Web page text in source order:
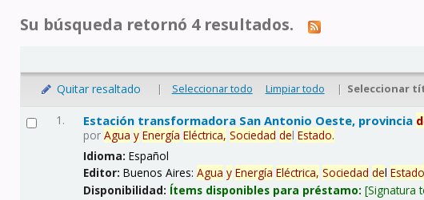
Su búsqueda retornó 4 resultados.
Quitar resaltado | Seleccionar todo Limpiar todo | Seleccionar
1. Estación transformadora San Antonio Oeste, provincia
porAgua y Energía Eléctrica, Sociedad delEstado.
Idioma:Español
Editor:Buenos Aires:Agua y Energía Eléctrica, Sociedad delEstado
Disponibilidad: Ítems disponibles para préstamo: Signatura